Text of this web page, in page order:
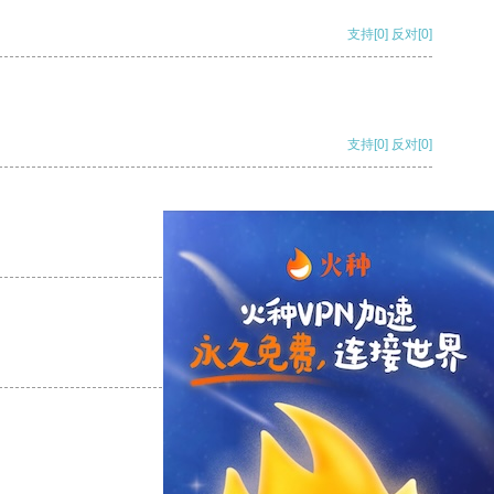
支持[0] 反对[0]
支持[0] 反对[0]
支持
支持[0] 反对[0]
支持[0] 反对[0]